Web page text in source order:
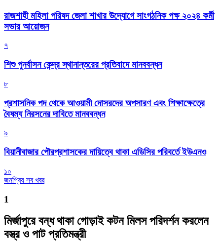
রাজশাহী মহিলা পরিষদ জেলা শাখার উদ্যোগে সাংগঠনিক পক্ষ ২০২৪ কর্মী
সভার আয়োজন
৭
শিশু পুনর্বাসন কেন্দ্র স্থানান্তরের প্রতিবাদে মানববন্ধন
৮
প্রশাসনিক পদ থেকে আওয়ামী দোসরদের অপসারণ এবং শিক্ষাক্ষেত্রে
বৈষম্য নিরসনের দাবিতে মানববন্ধন
৯
বিয়ানীবাজার পৌরপ্রশাসকের দায়িত্বে থাকা এডিসির পরিবর্তে ইউএনও
১০
জনপ্রিয় সব খবর
1
মির্জাপুরে বন্ধ থাকা গোড়াই কটন মিলস পরিদর্শন করলেন
বস্ত্র ও পাট প্রতিমন্ত্রী